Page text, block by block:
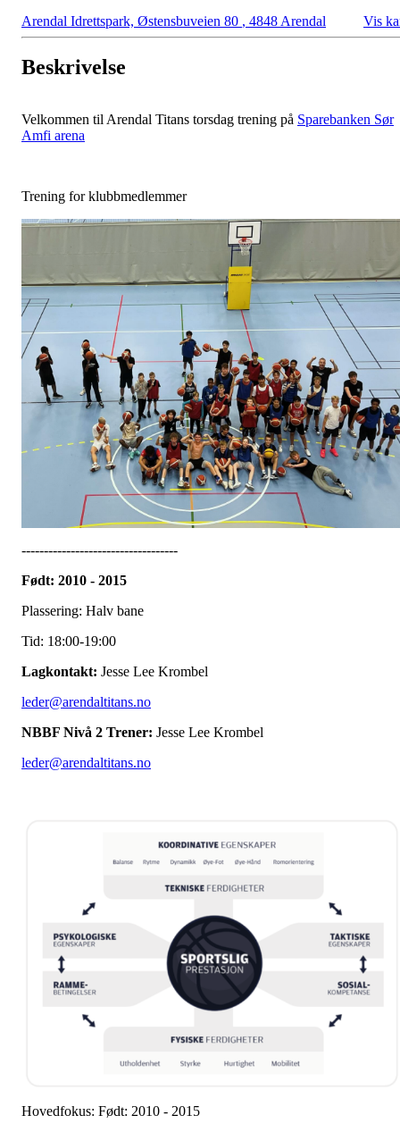
Arendal Idrettspark, Østensbuveien 80 , 4848 Arendal Vis
Beskrivelse
Velkommen til Arendal Titans torsdag trening på Sparebanken Sør
Amfi arena
Trening for klubbmedlemmer
-----------------------------------
Født: 2010 - 2015
Plassering: Halv bane
Tid: 18:00-19:00
Lagkontakt: Jesse Lee Krombel
leder@arendaltitans.no
NBBF Nivå 2 Trener: Jesse Lee Krombel
leder@arendaltitans.no
Hovedfokus: Født: 2010 - 2015